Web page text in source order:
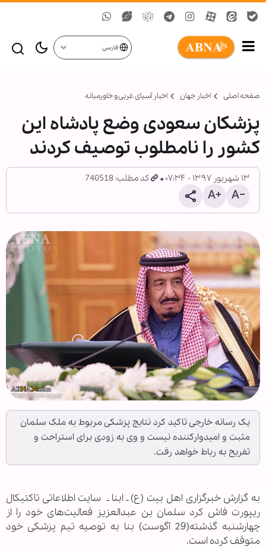
فارسی
صفحه اصلی اخبار جهان اخبار آسیای غربی و خاورمیانه
پزشکان سعودی وضع پادشاه این
کشور را نامطلوب توصیف کردند
۱۳ شهریور ۱۳۹۷ - ۰۷:۳۴ کد مطلب: 740518
یک رسانه خارجی تاکید کرد نتایج پزشکی مربوط به ملک سلمان
مثبت و امیدوارکننده نیست و وی به زودی برای استراحت و
تفریح به رباط خواهد رفت.
به گزارش خبرگزاری اهل بیت (ع) ـ ابنا ـ سایت اطلاعاتی تاکتیکال
ریپورت فاش کرد سلمان بن عبدالعزیز فعالیت‌های خود را از
چهارشنبه گذشته(29 آگوست) بنا به توصیه تیم پزشکی خود
متوقف کرده است.